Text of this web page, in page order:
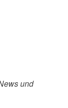
und